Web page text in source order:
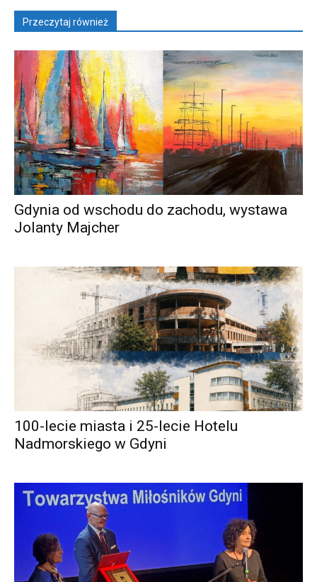
Przeczytaj również
Gdynia od wschodu do zachodu, wystawa
Jolanty Majcher
100-lecie miasta i 25-lecie Hotelu
Nadmorskiego w Gdyni